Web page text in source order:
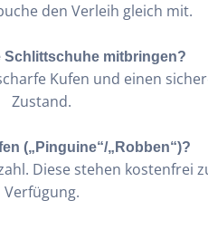
den Verleih gleich mit.
Schlittschuhe mitbringen?
Kufen und einen
Zustand.
(„Pinguine“/„Robben“)?
Diese stehen kostenfrei
Verfügung.